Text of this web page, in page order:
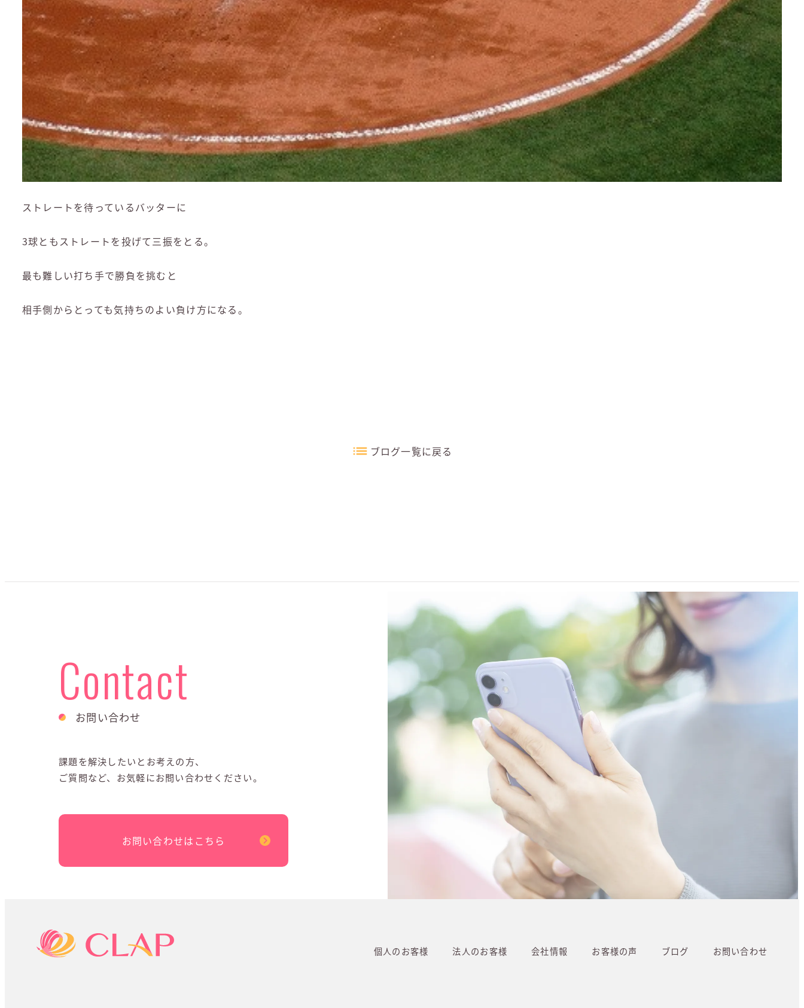
ストレートを待っているバッターに
3球ともストレートを投げて三振をとる。
最も難しい打ち手で勝負を挑むと
相手側からとっても気持ちのよい負け方になる。
ブログ一覧に戻る
Contact
お問い合わせ
課題を解決したいとお考えの方、
ご質問など、お気軽にお問い合わせください。
お問い合わせはこちら
個人のお客様 法人のお客様 会社情報 お客様の声 ブログ お問い合わせ